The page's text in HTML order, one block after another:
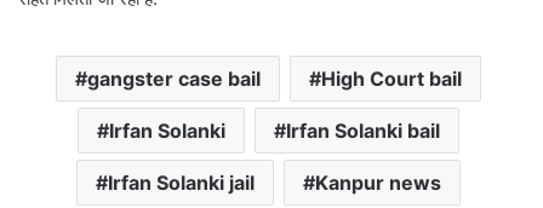
gangster case bail High Court bail
Irfan Solanki Irfan Solanki bail
Irfan Solanki jail Kanpur news